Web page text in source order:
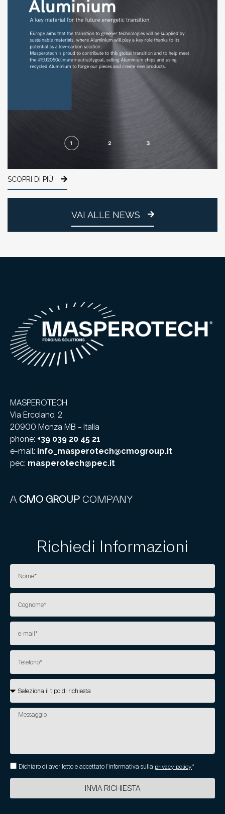
SCOPRI DI PIÙ
VAI ALLE NEWS
MASPEROTECH
Via Ercolano, 2
20900 Monza MB – Italia
phone: +39 039 20 45 21
e-mail: info_masperotech@cmogroup.it
pec: masperotech@pec.it
A CMO GROUP COMPANY
Richiedi Informazioni
Dichiaro di aver letto e accettato l'informativa sulla privacy policy*
INVIA RICHIESTA